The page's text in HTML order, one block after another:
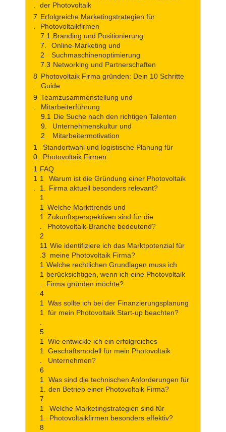
der Photovoltaik
Erfolgreiche Marketingstrategien für
Photovoltaikfirmen
Branding und Positionierung
Online-Marketing und
Suchmaschinenoptimierung
Networking und Partnerschaften
Photovoltaik Firma gründen: Dein 10 Schritte
Guide
Teamzusammenstellung und
Mitarbeiterführung
Die Suche nach den richtigen Talenten
Unternehmenskultur und
Mitarbeitermotivation
Standortwahl und logistische Planung für
Photovoltaik Firmen
FAQ
Warum ist die Gründung einer Photovoltaik
Firma aktuell besonders relevant?
Welche Markttrends und
Zukunftsperspektiven sind für die
Photovoltaik-Branche bedeutend?
Wie identifiziere ich das Marktpotenzial für
meine Photovoltaik Firma?
Welche rechtlichen Grundlagen muss ich
berücksichtigen, wenn ich eine Photovoltaik
Firma gründen möchte?
Was sollte ich bei der Finanzierungsplanung
für mein Photovoltaik Start-up beachten?
Wie entwickle ich ein erfolgreiches
Geschäftsmodell für mein Photovoltaik
Unternehmen?
Was sind die technischen Anforderungen für
den Betrieb einer Photovoltaik Firma?
Welche Marketingstrategien sind für
Photovoltaikfirmen besonders effektiv?